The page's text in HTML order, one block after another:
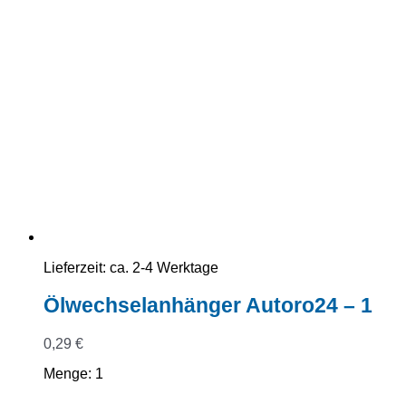
Lieferzeit: ca. 2-4 Werktage
Ölwechselanhänger Autoro24 – 1
0,29 €
Menge: 1